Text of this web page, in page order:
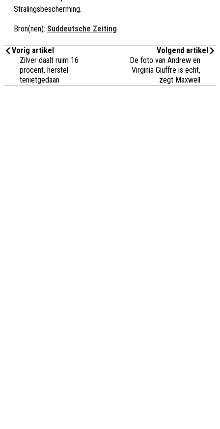
Stralingsbescherming.
Bron(nen): Suddeutsche Zeiting
Vorig artikel
Zilver daalt ruim 16
procent, herstel
tenietgedaan
Volgend artikel
De foto van Andrew en
Virginia Giuffre is echt,
zegt Maxwell